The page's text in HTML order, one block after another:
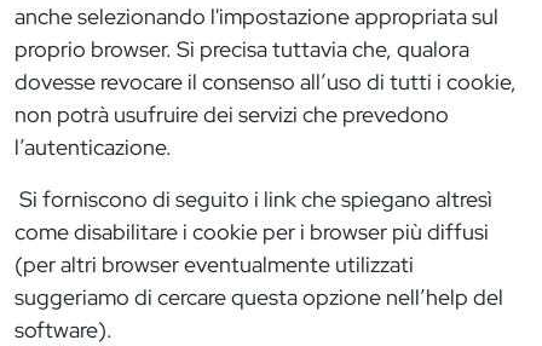
anche selezionando l'impostazione appropriata sul
proprio browser. Si precisa tuttavia che, qualora
dovesse revocare il consenso all’uso di tutti i cookie,
non potrà usufruire dei servizi che prevedono
l’autenticazione.
Si forniscono di seguito i link che spiegano altresì
come disabilitare i cookie per i browser più diffusi
(per altri browser eventualmente utilizzati
suggeriamo di cercare questa opzione nell’help del
software).